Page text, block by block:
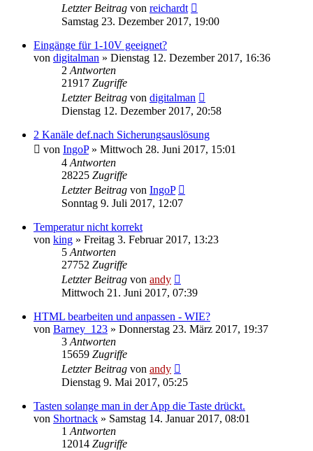
Letzter Beitrag von reichardt
Samstag 23. Dezember 2017, 19:00
Eingänge für 1-10V geeignet?
von digitalman » Dienstag 12. Dezember 2017, 16:36
2 Antworten
21917 Zugriffe
Letzter Beitrag von digitalman
Dienstag 12. Dezember 2017, 20:58
2 Kanäle def.nach Sicherungsauslösung
von IngoP» Mittwoch 28. Juni 2017, 15:01
4 Antworten
28225 Zugriffe
Letzter Beitrag von IngoP
Sonntag 9. Juli 2017, 12:07
Temperatur nicht korrekt
von king » Freitag 3. Februar 2017, 13:23
5 Antworten
27752 Zugriffe
Letzter Beitrag von andy
Mittwoch 21. Juni 2017, 07:39
HTML bearbeiten und anpassen - WIE?
von Barney_123 » Donnerstag 23. März 2017, 19:37
3 Antworten
15659 Zugriffe
Letzter Beitrag von andy
Dienstag 9. Mai 2017, 05:25
Tasten solange man in der App die Taste drückt.
von Shortnack » Samstag 14. Januar 2017, 08:01
1 Antworten
12014 Zugriffe